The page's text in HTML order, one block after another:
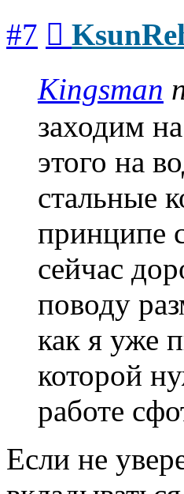
#7
Kingsman
заходим
этого на
стальные
принципе
сейчас
поводу
как я уже
которой
работе
Если не